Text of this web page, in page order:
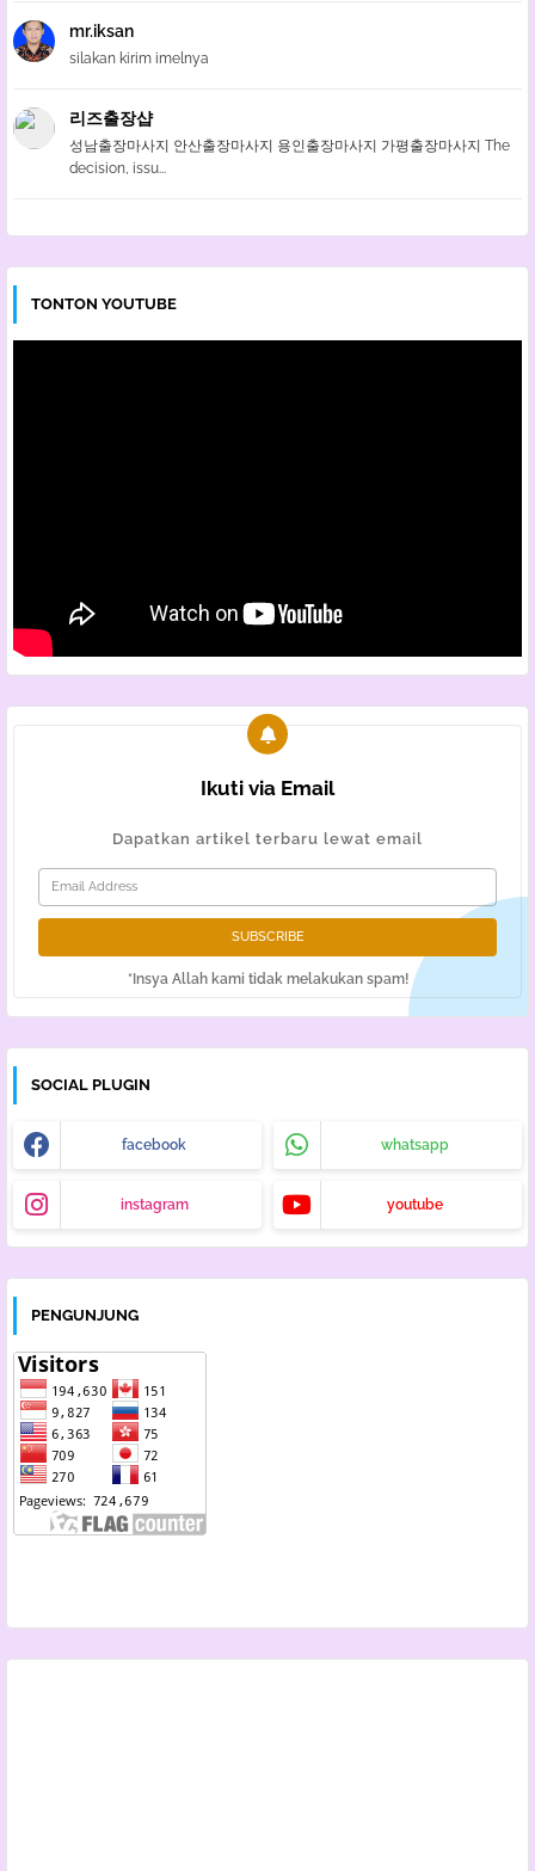
mr.iksan
silakan kirim imelnya
리즈출장샵
성남출장마사지 안산출장마사지 용인출장마사지 가평출장마사지 The
decision, issu...
TONTON YOUTUBE
Ikuti via Email
Dapatkan artikel terbaru lewat email
*Insya Allah kami tidak melakukan spam!
SOCIAL PLUGIN
facebook whatsapp
instagram youtube
PENGUNJUNG